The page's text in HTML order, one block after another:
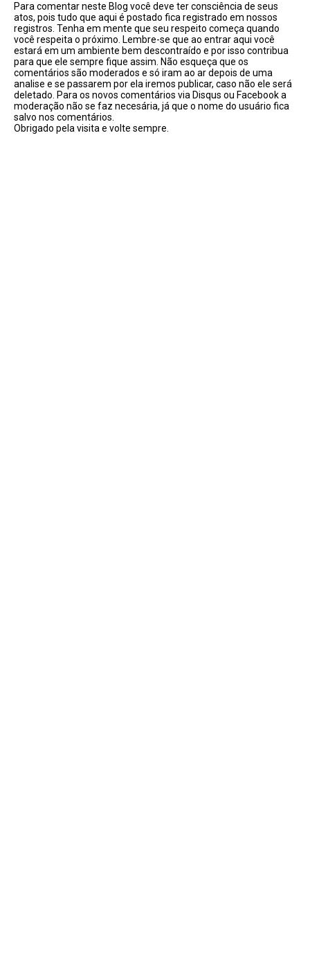
Para comentar neste Blog você deve ter consciência de seus
atos, pois tudo que aqui é postado fica registrado em nossos
registros. Tenha em mente que seu respeito começa quando
você respeita o próximo. Lembre-se que ao entrar aqui você
estará em um ambiente bem descontraído e por isso contribua
para que ele sempre fique assim. Não esqueça que os
comentários são moderados e só iram ao ar depois de uma
analise e se passarem por ela iremos publicar, caso não ele será
deletado. Para os novos comentários via Disqus ou Facebook a
moderação não se faz necesária, já que o nome do usuário fica
salvo nos comentários.
Obrigado pela visita e volte sempre.